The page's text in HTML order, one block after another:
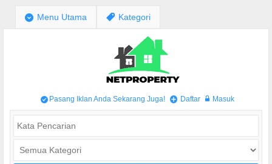
; Menu Utama , Kategori
/ Pasang Iklan Anda Sekarang Juga! + Daftar w Masuk